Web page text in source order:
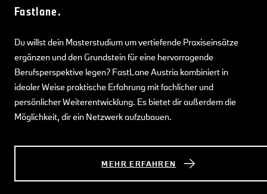
Fastlane.
Du willst dein Masterstudium um vertiefende Praxiseinsätze
ergänzen und den Grundstein für eine hervorragende
Berufsperspektive legen? FastLane Austria kombiniert in
idealer Weise praktische Erfahrung mit fachlicher und
persönlicher Weiterentwicklung. Es bietet dir außerdem die
Möglichkeit, dir ein Netzwerk aufzubauen.
MEHR ERFAHREN